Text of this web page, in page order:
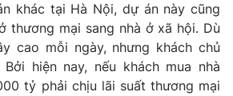
khác tại Hà Nội, dự án này cũng
thương mại sang nhà ở xã hội. Dù
cao mỗi ngày, nhưng khách chủ
hiện nay, nếu khách mua nhà
tỷ phải chịu lãi suất thương mại